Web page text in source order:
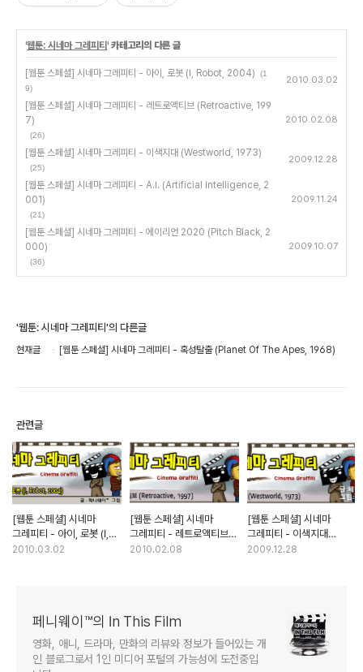
'웹툰: 시네마 그레피티' 카테고리의 다른 글
[웹툰 스페셜] 시네마 그레피티 - 아이, 로봇 (I, Robot, 2004)
(1
9)
2010.03.02
[웹툰 스페셜] 시네마 그레피티 - 레트로액티브 (Retroactive, 199
7)
(26)
2010.02.08
[웹툰 스페셜] 시네마 그레피티 - 이색지대 (Westworld, 1973)
(25)
2009.12.28
[웹툰 스페셜] 시네마 그레피티 - A.I. (Artificial Intelligence, 2
001)
(21)
2009.11.24
[웹툰 스페셜] 시네마 그레피티 - 에이리언 2020 (Pitch Black, 2
000)
(36)
2009.10.07
'웹툰: 시네마 그레피티'의 다른글
현재글 [웹툰 스페셜] 시네마 그레피티 - 혹성탈출 (Planet Of The Apes, 1968)
관련글
[웹툰 스페셜] 시네마
그레피티 - 아이, 로봇 (I,
Robot, 2004)
2010.03.02
[웹툰 스페셜] 시네마
그레피티 - 레트로액티브
(Retroactive, 1997)
2010.02.08
[웹툰 스페셜] 시네마
그레피티 - 이색지대
(Westworld, 1973)
2009.12.28
페니웨이™의 In This Film
영화, 애니, 드라마, 만화의 리뷰와 정보가 들어있는 개
인 블로그로서 1인 미디어 포털의 가능성에 도전중입